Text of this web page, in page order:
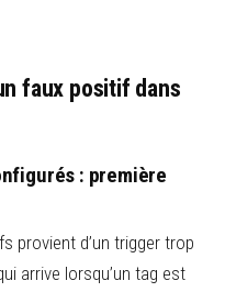
faux positif dans
: première
provient d’un trigger trop
arrive lorsqu’un tag est